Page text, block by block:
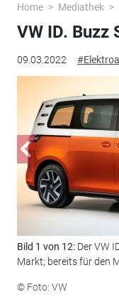
Home Mediathek
09.03.2022
VW ID. Buzz
Bild 1 von 12: Der VW
Markt; bereits für den
© Foto: VW